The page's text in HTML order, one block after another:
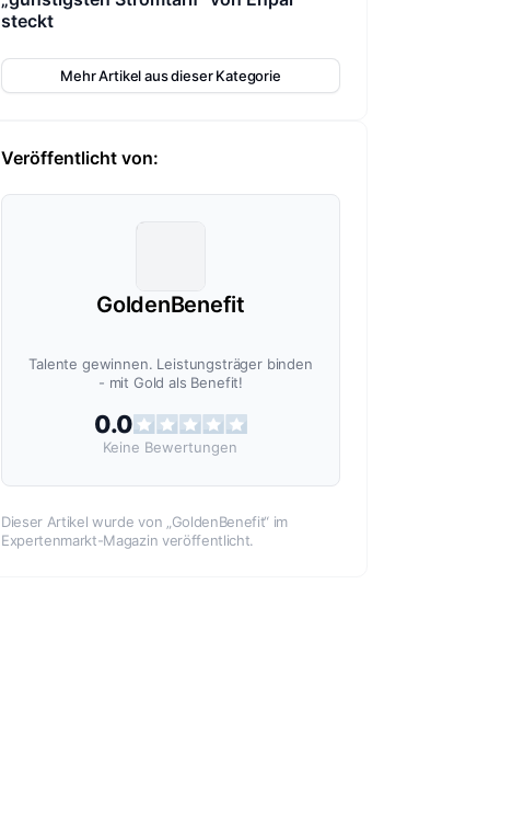
steckt
Mehr Artikel aus dieser Kategorie
Veröffentlicht von:
GoldenBenefit
Talente gewinnen. Leistungsträger binden
- mit Gold als Benefit!
0.0
Keine Bewertungen
Dieser Artikel wurde von „GoldenBenefit“ im
Expertenmarkt-Magazin veröffentlicht.